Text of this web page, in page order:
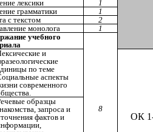
лексики
1
грамматики
1
с текстом
2
монолога
1
учебного
8
и
по теме
аспекты
современного
ОК
образцы
запроса и
фактов и